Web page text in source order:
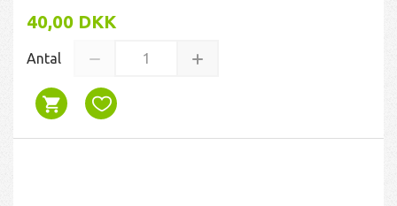
40,00 DKK
Antal